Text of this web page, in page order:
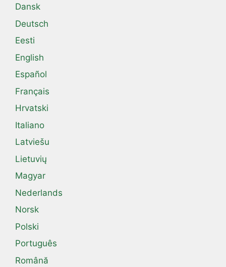
Dansk
Deutsch
Eesti
English
Español
Français
Hrvatski
Italiano
Latviešu
Lietuvių
Magyar
Nederlands
Norsk
Polski
Português
Română